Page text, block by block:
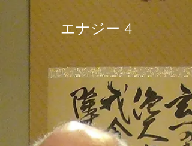
エナジー 4